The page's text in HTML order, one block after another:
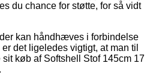
du chance for støtte, for så vidt
kan håndhæves i forbindelse
det ligeledes vigtigt, at man til
køb af Softshell Stof 145cm 17